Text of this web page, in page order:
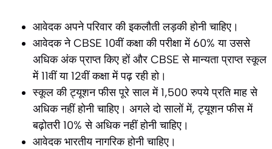
आवेदक अपने परिवार की इकलौती लड़की होनी चाहिए।
आवेदक ने CBSE 10वीं कक्षा की परीक्षा में 60% या उससे
अधिक अंक प्राप्त किए हों और CBSE से मान्यता प्राप्त स्कूल
में 11वीं या 12वीं कक्षा में पढ़ रही हो।
स्कूल की ट्यूशन फीस पूरे साल में 1,500 रुपये प्रति माह से
अधिक नहीं होनी चाहिए। अगले दो सालों में, ट्यूशन फीस में
बढ़ोतरी 10% से अधिक नहीं होनी चाहिए।
आवेदक भारतीय नागरिक होनी चाहिए।